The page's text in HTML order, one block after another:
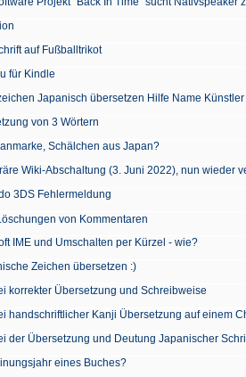
auf Fußballtrikot
für Kindle
Japanisch übersetzen Hilfe Name
von 3 Wörtern
Schälchen aus Japan?
Wiki-Abschaltung (3. Juni 2022), nun wieder
3DS Fehlermeldung
von Kommentaren
IME und Umschalten per Kürzel - wie?
Zeichen übersetzen :)
korrekter Übersetzung und Schreibweise
handschriftlicher Kanji Übersetzung auf einem
der Übersetzung und Deutung Japanischer
eines Buches?